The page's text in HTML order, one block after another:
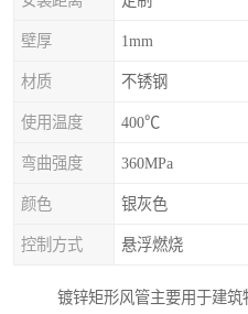
壁厚 1mm
材质 不锈钢
使用温度 400℃
弯曲强度 360MPa
颜色 银灰色
控制方式 悬浮燃烧
镀锌矩形风管主要用于建筑